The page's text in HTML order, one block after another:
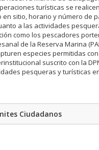
turísticas se
sitio, horario y número de
a las actividades
como los pescadores
de la Reserva Marina
especies permitidas
suscrito con la
pesqueras y turísticas
Ciudadanos